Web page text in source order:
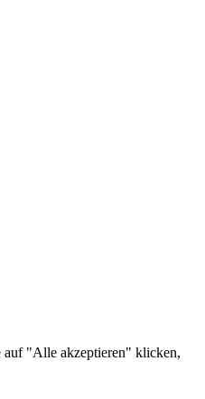
auf "Alle akzeptieren" klicken,